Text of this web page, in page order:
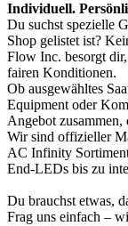
Individuell.
Du suchst spezielle
Shop gelistet ist?
Flow Inc. besorgt
fairen Konditionen.
Ob ausgewähltes
Equipment oder
Angebot zusammen,
Wir sind offizieller
AC Infinity
End-LEDs bis zu
Du brauchst etwas,
Frag uns einfach –